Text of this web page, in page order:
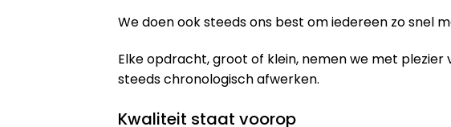
We doen ook steeds ons best om iedereen zo snel
Elke opdracht, groot of klein, nemen we met
steeds chronologisch afwerken.
Kwaliteit staat voorop